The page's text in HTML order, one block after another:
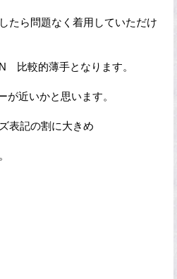
たら問題なく着用していただけ
較的薄手となります。
近いかと思います。
記の割に大きめ